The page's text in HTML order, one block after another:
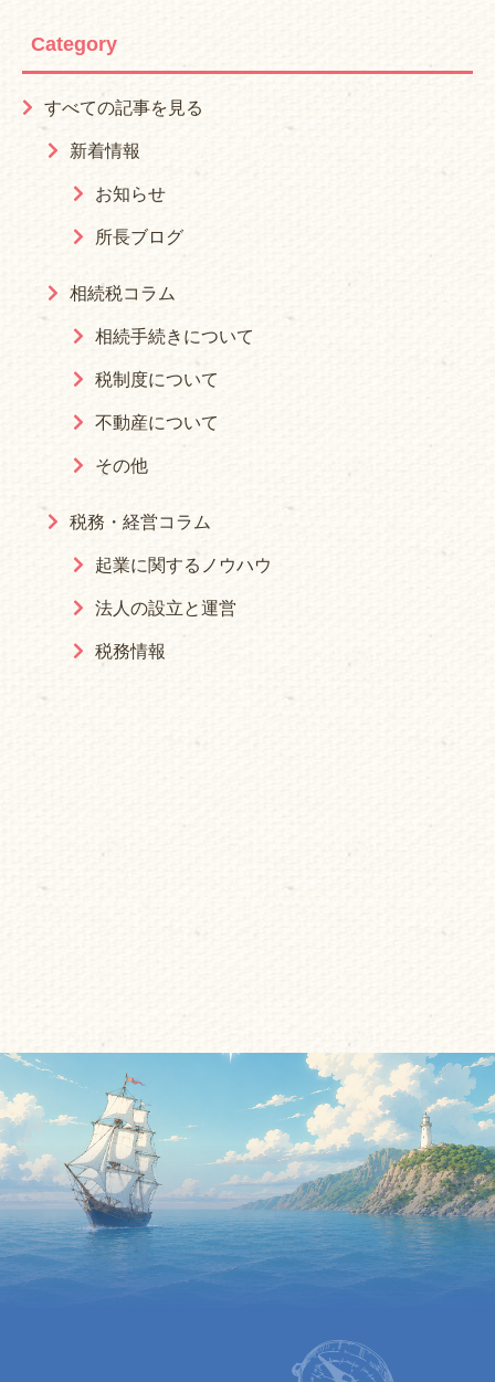
Category
すべての記事を見る
新着情報
お知らせ
所長ブログ
相続税コラム
相続手続きについて
税制度について
不動産について
その他
税務・経営コラム
起業に関するノウハウ
法人の設立と運営
税務情報